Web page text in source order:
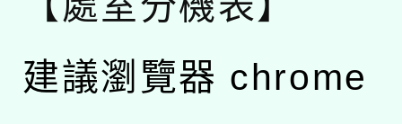
建議瀏覽器 chrome